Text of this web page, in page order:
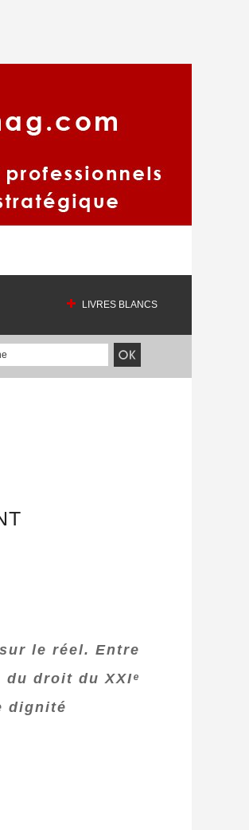
LIVRES BLANCS
le réel. Entre
droit du XXIᵉ
dignité